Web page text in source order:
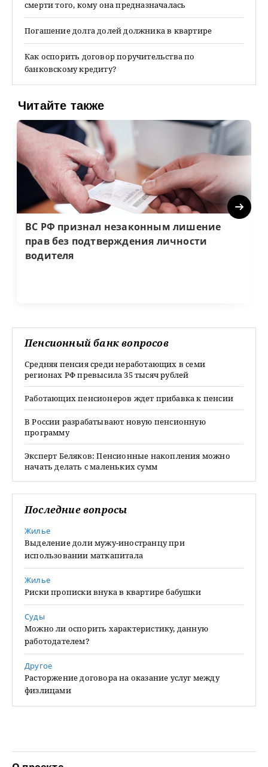
смерти того, кому она предназначалась
Погашение долга долей должника в квартире
Как оспорить договор поручительства по
банковскому кредиту?
Читайте также
ВС РФ признал незаконным лишение
прав без подтверждения личности
водителя
Next
Пенсионный банк вопросов
Средняя пенсия среди неработающих в семи
регионах РФ превысила 35 тысяч рублей
Работающих пенсионеров ждет прибавка к пенсии
В России разрабатывают новую пенсионную
программу
Эксперт Беляков: Пенсионные накопления можно
начать делать с маленьких сумм
Последние вопросы
Жилье
Выделение доли мужу-иностранцу при
использовании маткапитала
Жилье
Риски прописки внука в квартире бабушки
Суды
Можно ли оспорить характеристику, данную
работодателем?
Другое
Расторжение договора на оказание услуг между
физлицами